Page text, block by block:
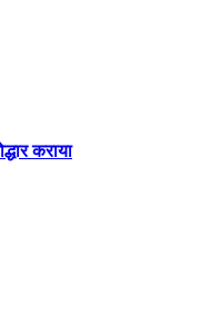
कराया